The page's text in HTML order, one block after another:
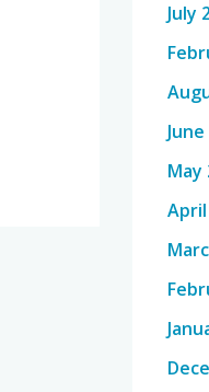
July
May
April